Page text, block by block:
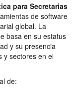
para Secretarias
de software
global. La
basa en su estatus
y su presencia
y sectores en el
de: